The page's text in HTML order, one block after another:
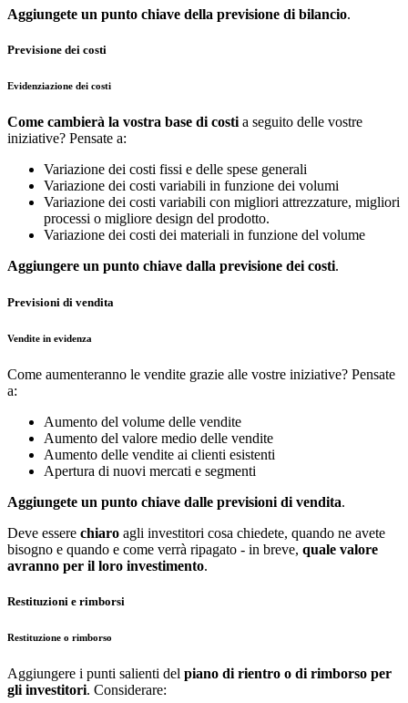
Aggiungete un punto chiave della previsione di bilancio.
Previsione dei costi
Evidenziazione dei costi
Come cambierà la vostra base di costi a seguito delle vostre
iniziative? Pensate a:
Variazione dei costi fissi e delle spese generali
Variazione dei costi variabili in funzione dei volumi
Variazione dei costi variabili con migliori attrezzature, migliori
processi o migliore design del prodotto.
Variazione dei costi dei materiali in funzione del volume
Aggiungere un punto chiave dalla previsione dei costi.
Previsioni di vendita
Vendite in evidenza
Come aumenteranno le vendite grazie alle vostre iniziative? Pensate
a:
Aumento del volume delle vendite
Aumento del valore medio delle vendite
Aumento delle vendite ai clienti esistenti
Apertura di nuovi mercati e segmenti
Aggiungete un punto chiave dalle previsioni di vendita.
Deve essere chiaro agli investitori cosa chiedete, quando ne avete
bisogno e quando e come verrà ripagato - in breve, quale valore
avranno per il loro investimento.
Restituzioni e rimborsi
Restituzione o rimborso
Aggiungere i punti salienti del piano di rientro o di rimborso per
gli investitori. Considerare: